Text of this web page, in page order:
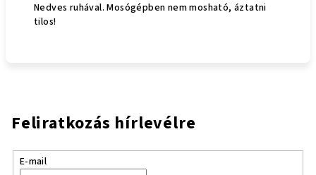
Nedves ruhával. Mosógépben nem mosható, áztatni
tilos!
Feliratkozás hírlevélre
E-mail